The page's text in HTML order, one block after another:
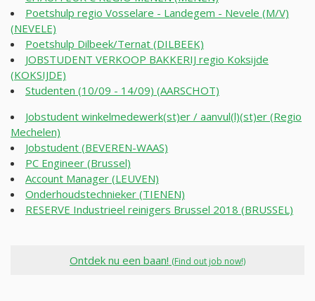
Poetshulp regio Vosselare - Landegem - Nevele (M/V)
(NEVELE)
Poetshulp Dilbeek/Ternat (DILBEEK)
JOBSTUDENT VERKOOP BAKKERIJ regio Koksijde
(KOKSIJDE)
Studenten (10/09 - 14/09) (AARSCHOT)
Jobstudent winkelmedewerk(st)er / aanvul(l)(st)er (Regio
Mechelen)
Jobstudent (BEVEREN-WAAS)
PC Engineer (Brussel)
Account Manager (LEUVEN)
Onderhoudstechnieker (TIENEN)
RESERVE Industrieel reinigers Brussel 2018 (BRUSSEL)
Ontdek nu een baan! (Find out job now!)